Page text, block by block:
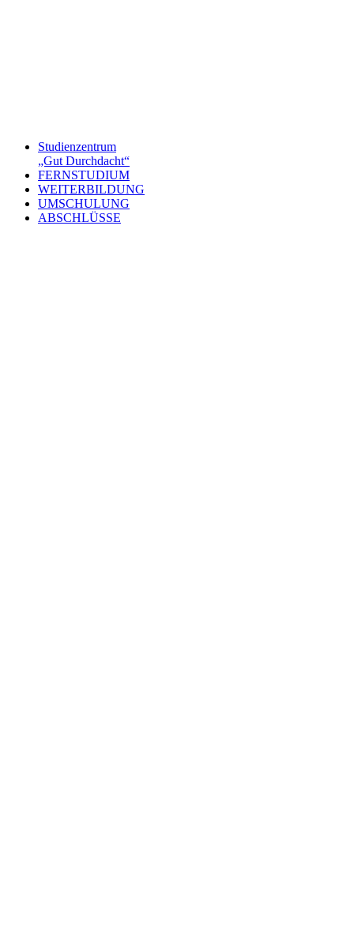
Studienzentrum
„Gut Durchdacht“
FERNSTUDIUM
WEITERBILDUNG
UMSCHULUNG
ABSCHLÜSSE